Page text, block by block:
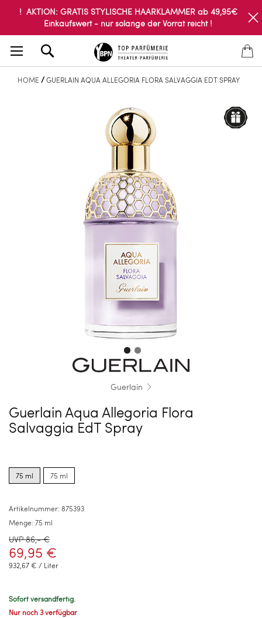
! AKTION: GRATIS STYLISCHE HAARKLAMMER ab 49,95€
Einkaufswert - nur solange der Vorrat reicht !
HOME GUERLAIN AQUA ALLEGORIA FLORA SALVAGGIA EDT SPRAY
Guerlain
Guerlain Aqua Allegoria Flora
Salvaggia EdT Spray
options
for75 ml
options
for75 ml
Artikelnummer: 875393
Menge: 75 ml
UVP 86,- €
69,95 €
932,67 € / Liter
Sofort versandfertig.
Nur noch 3 verfügbar